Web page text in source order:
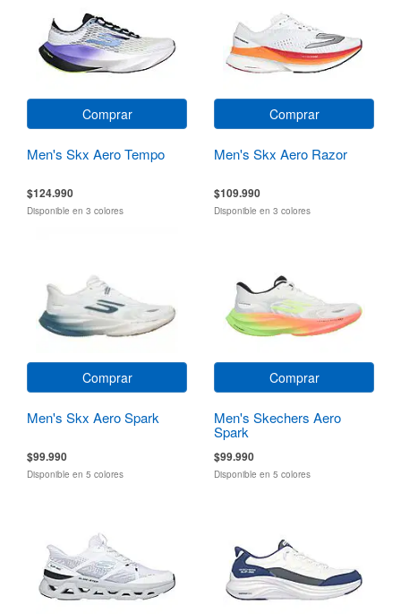
Comprar
Men's Skx Aero Tempo
$124.990
Disponible en 3 colores
Comprar
Men's Skx Aero Razor
$109.990
Disponible en 3 colores
Comprar
Men's Skx Aero Spark
$99.990
Disponible en 5 colores
Comprar
Men's Skechers Aero
Spark
$99.990
Disponible en 5 colores